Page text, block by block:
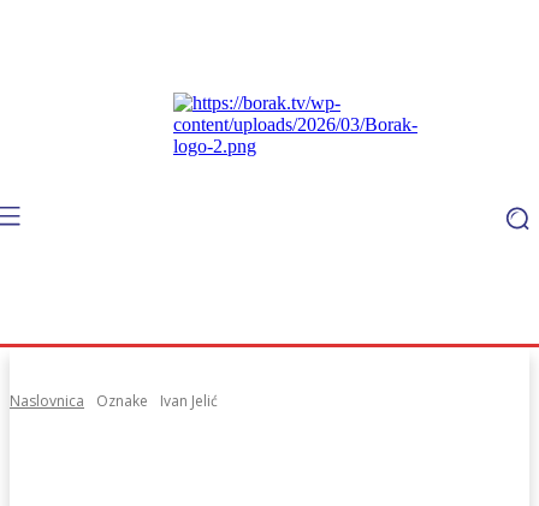
Naslovnica Oznake Ivan Jelić